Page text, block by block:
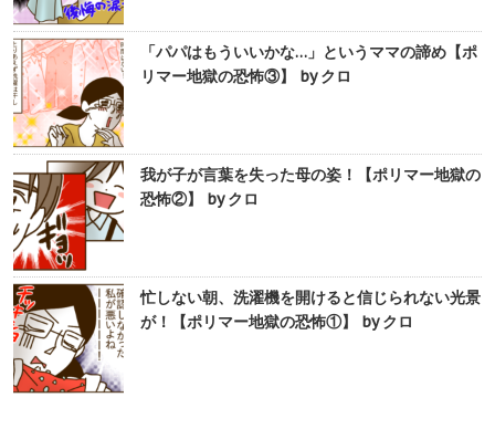
「パパはもういいかな…」というママの諦め【ポ
リマー地獄の恐怖③】 by クロ
我が子が言葉を失った母の姿！【ポリマー地獄の
恐怖②】 by クロ
忙しない朝、洗濯機を開けると信じられない光景
が！【ポリマー地獄の恐怖①】 by クロ